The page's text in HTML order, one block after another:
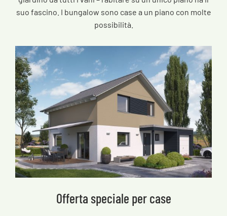
suo fascino. I bungalow sono case a un piano con molte
possibilità.
Offerta speciale per case